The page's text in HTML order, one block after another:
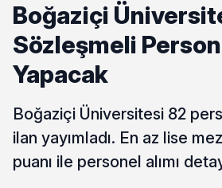
Boğaziçi
Sözleşmeli
Yapacak
Boğaziçi Üniversitesi 82
ilan yayımladı. En az lise
puanı ile personel alımı